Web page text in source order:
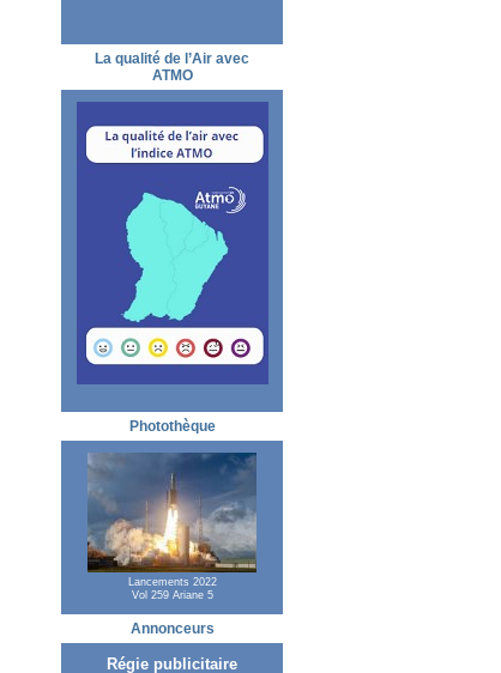
La qualité de l’Air avec
ATMO
Photothèque
Lancements 2022
Vol 259 Ariane 5
Annonceurs
Régie publicitaire